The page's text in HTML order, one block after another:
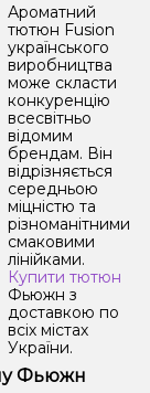
Ароматний
тютюн Fusion
українського
виробництва
може скласти
конкуренцію
всесвітньо
відомим
брендам. Він
відрізняється
середньою
міцністю та
різноманітними
смаковими
лінійками.
Купити тютюн
Фьюжн з
доставкою по
всіх містах
України.
Фьюжн